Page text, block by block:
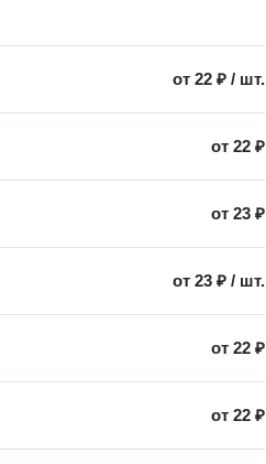
от22 ₽ / шт.
от22 ₽
от23 ₽
от23 ₽ / шт.
от22 ₽
от22 ₽